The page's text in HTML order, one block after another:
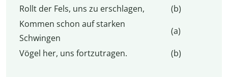
Rollt der Fels, uns zu erschlagen,
(b)
Kommen schon auf starken
Schwingen
(a)
Vögel her, uns fortzutragen.
(b)